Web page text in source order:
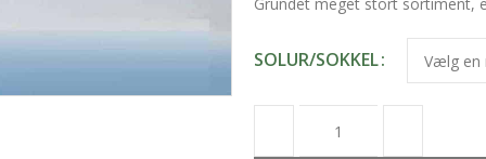
SOLUR/SOKKEL